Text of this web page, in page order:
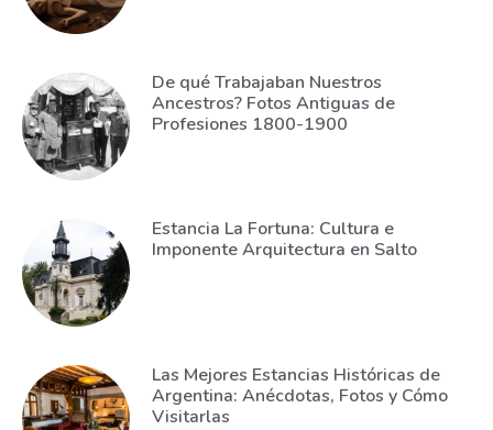
De qué Trabajaban Nuestros
Ancestros? Fotos Antiguas de
Profesiones 1800-1900
Estancia La Fortuna: Cultura e
Imponente Arquitectura en Salto
Las Mejores Estancias Históricas de
Argentina: Anécdotas, Fotos y Cómo
Visitarlas